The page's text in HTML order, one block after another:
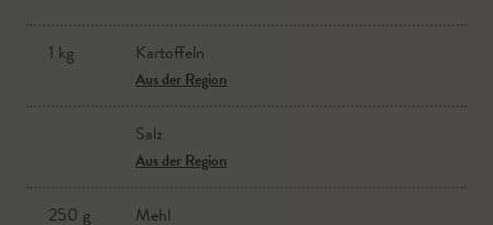
1 kg Kartoffeln
Aus der Region
Salz
Aus der Region
250 g Mehl